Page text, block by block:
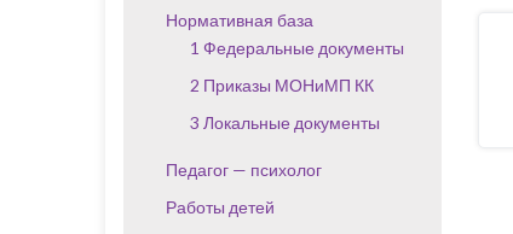
Нормативная база
1 Федеральные документы
2 Приказы МОНиМП КК
3 Локальные документы
Педагог — психолог
Работы детей